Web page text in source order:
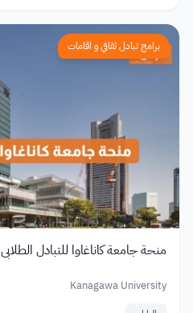
برامج تبادل ثقافي و اقامات
منحة جامعة كاناغاوا للتبادل الطلابي
Kanagawa University